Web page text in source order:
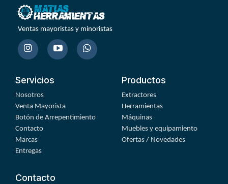
Ventas mayoristas y minoristas
Servicios
Nosotros
Venta Mayorista
Botón de Arrepentimiento
Contacto
Marcas
Entregas
Productos
Extractores
Herramientas
Máquinas
Muebles y equipamiento
Ofertas / Novedades
Contacto